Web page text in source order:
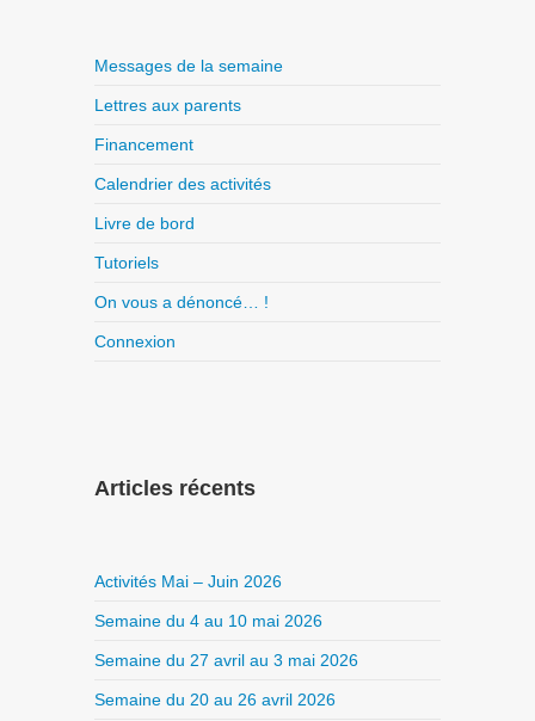
Messages de la semaine
Lettres aux parents
Financement
Calendrier des activités
Livre de bord
Tutoriels
On vous a dénoncé… !
Connexion
Articles récents
Activités Mai – Juin 2026
Semaine du 4 au 10 mai 2026
Semaine du 27 avril au 3 mai 2026
Semaine du 20 au 26 avril 2026